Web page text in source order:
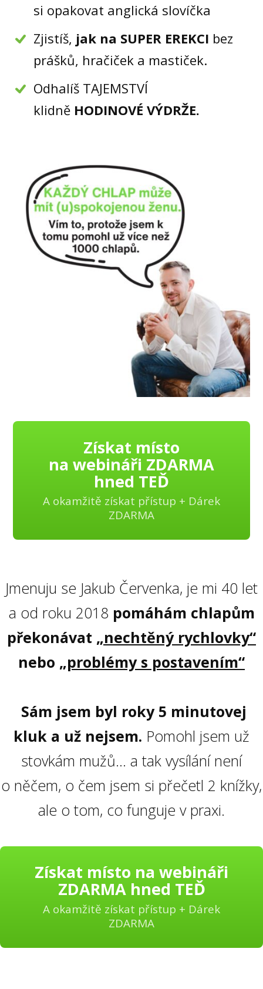
si opakovat anglická slovíčka
Zjistíš, jak na SUPER EREKCI bez
prášků, hračiček a mastiček.
Odhalíš TAJEMSTVÍ
klidně HODINOVÉ VÝDRŽE.
Získat místo
na webináři ZDARMA
hned TEĎ
A okamžitě získat přístup + Dárek
ZDARMA
Jmenuju se Jakub Červenka, je mi 40 let
a od roku 2018 pomáhám chlapům
překonávat „nechtěný rychlovky“
nebo „problémy s postavením“
Sám jsem byl roky 5 minutovej
kluk a už nejsem. Pomohl jsem už
stovkám mužů... a tak vysílání není
o něčem, o čem jsem si přečetl 2 knížky,
ale o tom, co funguje v praxi.
Získat místo na webináři
ZDARMA hned TEĎ
A okamžitě získat přístup + Dárek
ZDARMA